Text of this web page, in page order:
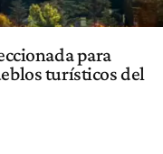
para
turísticos del